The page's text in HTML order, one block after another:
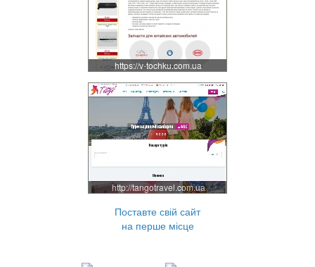
https://v-tochku.com.ua
http://tangotravel.com.ua
Поставте свій сайт
на перше місце